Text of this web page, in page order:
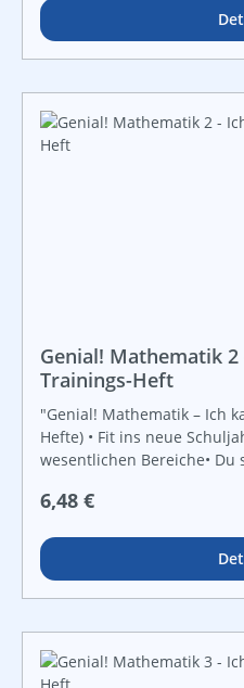
verschiedene Niveaustufen
lebendige Beispiele aus
Genial! Mathematik
Trainings-Heft
"Genial! Mathematik – Ich
Hefte) • Fit ins neue
wesentlichen Bereiche•
ich wissen“)• Analyse nach
verschiedene Niveaustufen
lebendige Beispiele aus
Regulärer Preis:
6,48 €